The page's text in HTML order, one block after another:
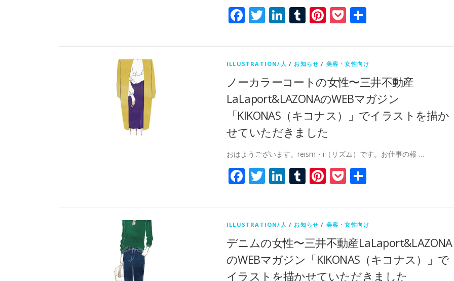
Facebook
Twitter
LinkedIn
Tumblr
Pinterest
Pocket
ILLUSTRATION/人 /お知らせ / 美容・女性向け
ノーカラーコートの女性〜三井不動産
LaLaport&LAZONAのWEBマガジン
「KIKONAS（キコナス）」でイラストを描か
せていただきました
おはようございます。reism・i（リズム）です。お仕事の報 …
Facebook
Twitter
LinkedIn
Tumblr
Pinterest
Pocket
ILLUSTRATION/人 /お知らせ / 美容・女性向け
デニムの女性〜三井不動産LaLaport&LAZONA
のWEBマガジン「KIKONAS（キコナス）」で
イラストを描かせていただきました